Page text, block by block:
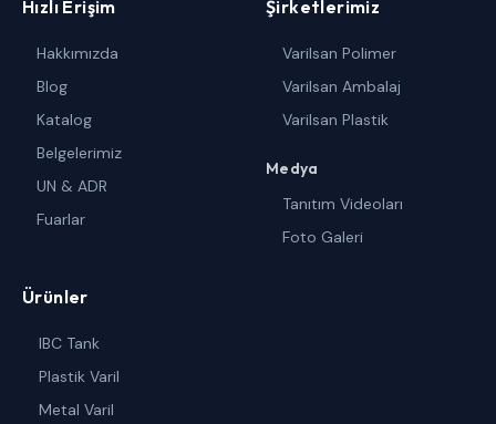
Hızlı Erişim
Hakkımızda
Blog
Katalog
Belgelerimiz
UN & ADR
Fuarlar
Şirketlerimiz
Varilsan Polimer
Varilsan Ambalaj
Varilsan Plastik
Medya
Tanıtım Videoları
Foto Galeri
Ürünler
IBC Tank
Plastik Varil
Metal Varil